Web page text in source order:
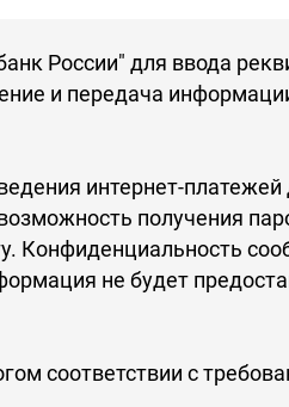
России" для ввода
и передача
интернет-
получения
Конфиденциальность
не будет
соответствии с